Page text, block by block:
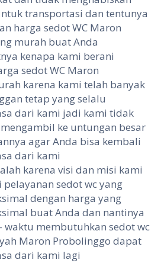
transportasi dan tentunya
harga sedot WC Maron
murah buat Anda
kenapa kami berani
sedot WC Maron
karena kami telah banyak
tetap yang selalu
dari kami jadi kami tidak
ke untungan besar
agar Anda bisa kembali
dari kami
karena visi dan misi kami
sedot wc yang
dengan harga yang
buat Anda dan nantinya
waktu membutuhkan sedot wc
Maron Probolinggo dapat
dari kami lagi